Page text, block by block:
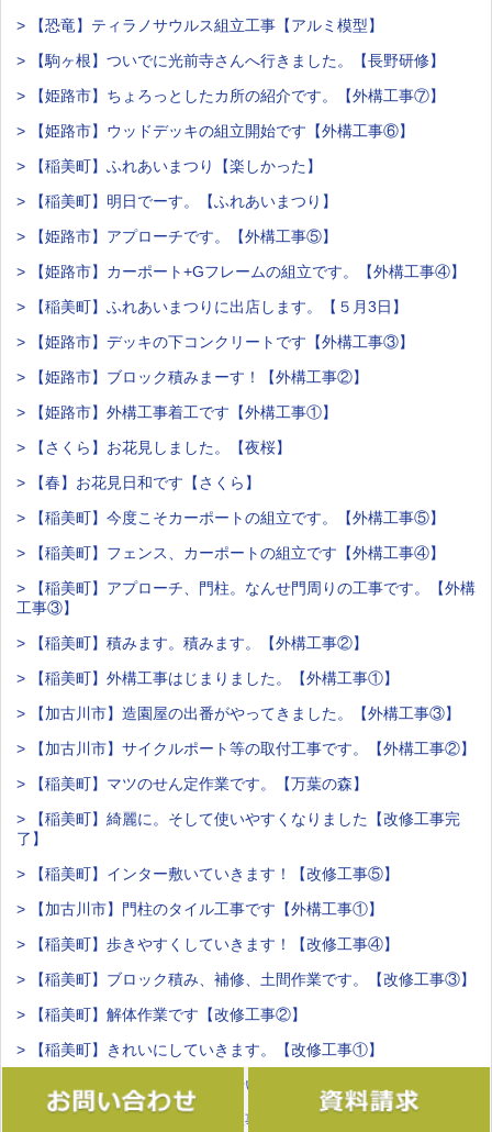
> 【恐竜】ティラノサウルス組立工事【アルミ模型】
> 【駒ヶ根】ついでに光前寺さんへ行きました。【長野研修】
> 【姫路市】ちょろっとしたカ所の紹介です。【外構工事⑦】
> 【姫路市】ウッドデッキの組立開始です【外構工事⑥】
> 【稲美町】ふれあいまつり【楽しかった】
> 【稲美町】明日でーす。【ふれあいまつり】
> 【姫路市】アプローチです。【外構工事⑤】
> 【姫路市】カーポート+Gフレームの組立です。【外構工事④】
> 【稲美町】ふれあいまつりに出店します。【５月3日】
> 【姫路市】デッキの下コンクリートです【外構工事③】
> 【姫路市】ブロック積みまーす！【外構工事②】
> 【姫路市】外構工事着工です【外構工事①】
> 【さくら】お花見しました。【夜桜】
> 【春】お花見日和です【さくら】
> 【稲美町】今度こそカーポートの組立です。【外構工事⑤】
> 【稲美町】フェンス、カーポートの組立です【外構工事④】
> 【稲美町】アプローチ、門柱。なんせ門周りの工事です。【外構
工事③】
> 【稲美町】積みます。積みます。【外構工事②】
> 【稲美町】外構工事はじまりました。【外構工事①】
> 【加古川市】造園屋の出番がやってきました。【外構工事③】
> 【加古川市】サイクルポート等の取付工事です。【外構工事②】
> 【稲美町】マツのせん定作業です。【万葉の森】
> 【稲美町】綺麗に。そして使いやすくなりました【改修工事完
了】
> 【稲美町】インター敷いていきます！【改修工事⑤】
> 【加古川市】門柱のタイル工事です【外構工事①】
> 【稲美町】歩きやすくしていきます！【改修工事④】
> 【稲美町】ブロック積み、補修、土間作業です。【改修工事③】
> 【稲美町】解体作業です【改修工事②】
> 【稲美町】きれいにしていきます。【改修工事①】
> 稲美町にて竹垣の取付工事を行いました。
> 右へ、二歩。（姫路市テラス工事）